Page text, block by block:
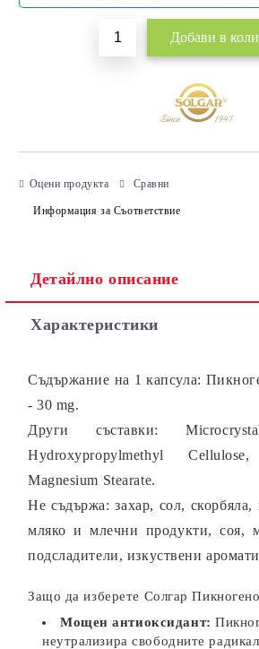
Оцени продукта Сравни
Информация за Съответствие
Детайлно описание
Характеристики
Съдържание на 1 капсула:
- 30 mg.
Други съставки:
Hydroxypropylmethyl
Magnesium Stearate.
Не съдържа: захар, сол,
мляко и млечни продукти, соя,
подсладители, изкуствени
Защо да изберете Солгар
Мощен антиоксидант:
неутрализира свободните